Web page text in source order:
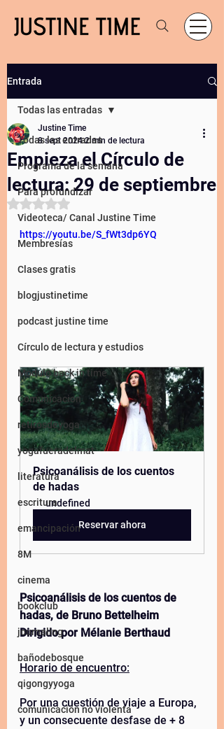
Entrada
Todas las entradas
Programa de la semana
Para profundizar
Videoteca/ Canal Justine Time
Membresías
Clases gratis
blogjustinetime
podcast justine time
Círculo de lectura y estudios
Modulo back in time
Comunicacion
retirosdeyoga
yogafueradelmat
literatura
escritura
emancipación
8M
cinema
bookclub
journaling
bañodebosque
qigongyyoga
comunicación no violenta
Todas las entradas
Empieza el Círculo de
lectura: 29 de septiembre
Justine Time
8 sept 2024 2 min de lectura
Obtuvo NaN de 5 estrellas.
https://youtu.be/S_fWt3dp6YQ
Psicoanálisis de los cuentos
de hadas
undefined
Reservar ahora
Psicoanálisis de los cuentos de
hadas, de Bruno Bettelheim
Dirigido por Mélanie Berthaud
Horario de encuentro:
Por una cuestión de viaje a Europa,
y un consecuente desfase de + 8